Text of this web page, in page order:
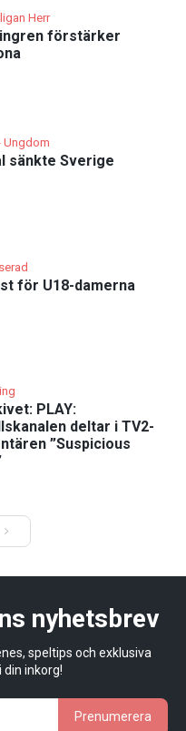
Herr
förstärker
Ungdom
sänkte Sverige
för U18-damerna
PLAY:
deltar i TV2-
”Suspicious
nyhetsbrev
speltips och exklusiva
din inkorg!
Prenumerera